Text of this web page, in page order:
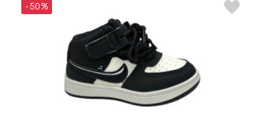
-50%